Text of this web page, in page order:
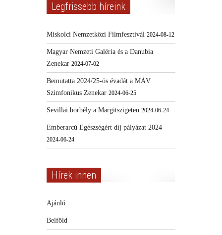
Legfrissebb híreink
Miskolci Nemzetközi Filmfesztivál 2024-08-12
Magyar Nemzeti Galéria és a Danubia
Zenekar 2024-07-02
Bemutatta 2024/25-ös évadát a MÁV
Szimfonikus Zenekar 2024-06-25
Sevillai borbély a Margitszigeten 2024-06-24
Emberarcú Egészségért díj pályázat 2024
2024-06-24
Hírek innen
Ajánló
Belföld